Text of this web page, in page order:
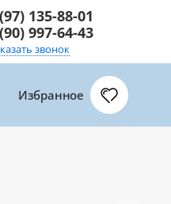
135-88-01
997-64-43
звонок
Избранное